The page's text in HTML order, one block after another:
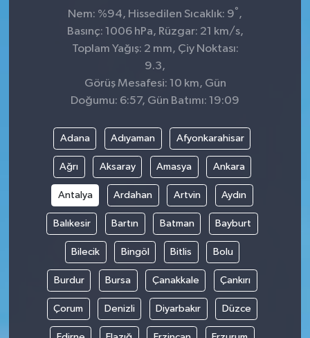
Nem: %94, Hissedilen Sıcaklık: 9° ,
Basınç: 1006 hPa, Rüzgar: 21 km/s,
Toplam Yağış: 2 mm, Çiy Noktası:
9.3,
Görüş Mesafesi: 10 km, Gün
Doğumu: 6:57, Gün Batımı: 19:09
Adana Adıyaman Afyonkarahisar
Ağrı Aksaray Amasya Ankara
Antalya Ardahan Artvin Aydın
Balıkesir Bartın Batman Bayburt
Bilecik Bingöl Bitlis Bolu
Burdur Bursa Çanakkale Çankırı
Çorum Denizli Diyarbakır Düzce